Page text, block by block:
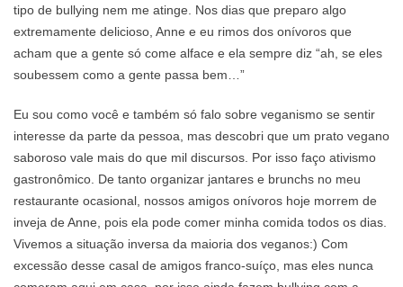
tipo de bullying nem me atinge. Nos dias que preparo algo
extremamente delicioso, Anne e eu rimos dos onívoros que
acham que a gente só come alface e ela sempre diz “ah, se eles
soubessem como a gente passa bem…”
Eu sou como você e também só falo sobre veganismo se sentir
interesse da parte da pessoa, mas descobri que um prato vegano
saboroso vale mais do que mil discursos. Por isso faço ativismo
gastronômico. De tanto organizar jantares e brunchs no meu
restaurante ocasional, nossos amigos onívoros hoje morrem de
inveja de Anne, pois ela pode comer minha comida todos os dias.
Vivemos a situação inversa da maioria dos veganos:) Com
excessão desse casal de amigos franco-suíço, mas eles nunca